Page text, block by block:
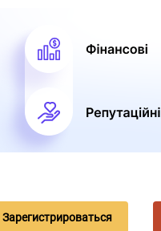
Зарегистрироваться